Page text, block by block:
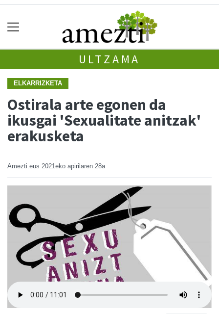
ULTZAMA
ELKARRIZKETA
Ostirala arte egonen da
ikusgai 'Sexualitate anitzak'
erakusketa
Amezti.eus 2021eko apirilaren 28a